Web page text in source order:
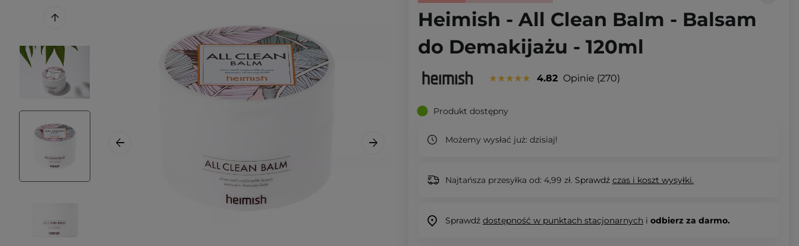
Heimish - All Clean Balm - Balsam
do Demakijażu - 120ml
4.82 Opinie 270
Produkt dostępny
Możemy wysłać już: dzisiaj!
Najtańsza przesyłka od: 4,99 zł. Sprawdź czas i koszt wysyłki.
Sprawdź dostępność w punktach stacjonarnych i odbierz za darmo.